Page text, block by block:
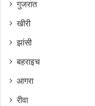
गुजरात
खीरी
झांसी
बहराइच
आगरा
रीवा